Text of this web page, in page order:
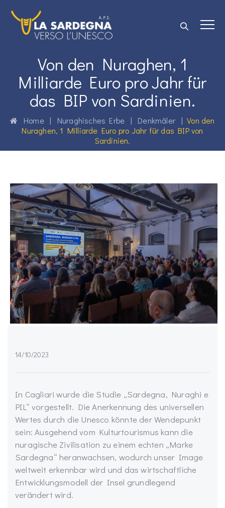
Von den Nuraghen, 1
Milliarde Euro pro Jahr für
das BIP von Sardinien.
Home| Nuraghisches Erbe | Denkmäler|Von den
Nuraghen, 1 Milliarde Euro pro Jahr für das BIP von
Sardinien.
14/10/2023
In Cagliari wurde die Studie „Sardegna, Nuraghi e
PIL“ vorgestellt. Die Anerkennung des universellen
Wertes durch die Unesco könnte der Wendepunkt
sein: Ausgehend vom Kulturtourismus kann die
nuragische Zivilisation zu einem echten „Marke
Sardegna“ heranwachsen, wodurch unser Image
weltweit erkennbar wird und das wirtschaftliche
Entwicklungsmodell der Insel grundlegend
verändert wird.